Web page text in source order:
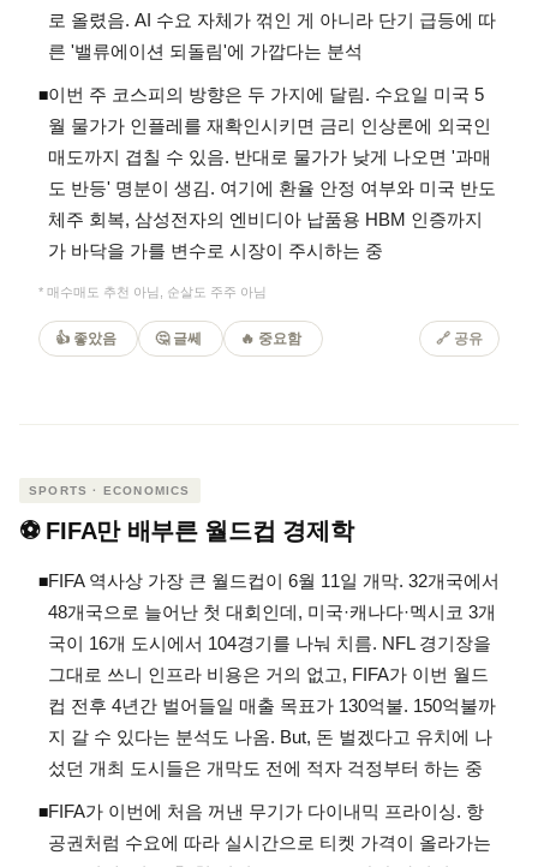
로 올렸음. AI 수요 자체가 꺾인 게 아니라 단기 급등에 따
른 '밸류에이션 되돌림'에 가깝다는 분석
◾이번 주 코스피의 방향은 두 가지에 달림. 수요일 미국 5
월 물가가 인플레를 재확인시키면 금리 인상론에 외국인
매도까지 겹칠 수 있음. 반대로 물가가 낮게 나오면 '과매
도 반등' 명분이 생김. 여기에 환율 안정 여부와 미국 반도
체주 회복, 삼성전자의 엔비디아 납품용 HBM 인증까지
가 바닥을 가를 변수로 시장이 주시하는 중
* 매수매도 추천 아님, 순살도 주주 아님
👍 좋았음 🤔 글쎄 🔥 중요함 🔗 공유
SPORTS · ECONOMICS
⚽ FIFA만 배부른 월드컵 경제학
◾FIFA 역사상 가장 큰 월드컵이 6월 11일 개막. 32개국에서
48개국으로 늘어난 첫 대회인데, 미국·캐나다·멕시코 3개
국이 16개 도시에서 104경기를 나눠 치름. NFL 경기장을
그대로 쓰니 인프라 비용은 거의 없고, FIFA가 이번 월드
컵 전후 4년간 벌어들일 매출 목표가 130억불. 150억불까
지 갈 수 있다는 분석도 나옴. But, 돈 벌겠다고 유치에 나
섰던 개최 도시들은 개막도 전에 적자 걱정부터 하는 중
◾FIFA가 이번에 처음 꺼낸 무기가 다이내믹 프라이싱. 항
공권처럼 수요에 따라 실시간으로 티켓 가격이 올라가는